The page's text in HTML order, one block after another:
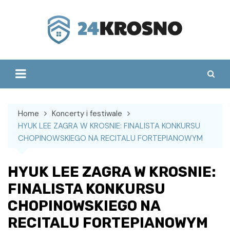
Home
Koncerty i festiwale
HYUK LEE ZAGRA W KROSNIE: FINALISTA KONKURSU
CHOPINOWSKIEGO NA RECITALU FORTEPIANOWYM
HYUK LEE ZAGRA W KROSNIE:
FINALISTA KONKURSU
CHOPINOWSKIEGO NA
RECITALU FORTEPIANOWYM